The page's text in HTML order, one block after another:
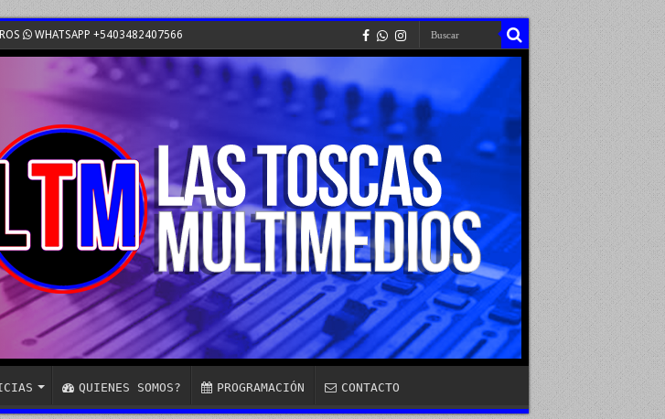
WHATSAPP +5403482407566
QUIENES SOMOS? PROGRAMACIÓN CONTACTO